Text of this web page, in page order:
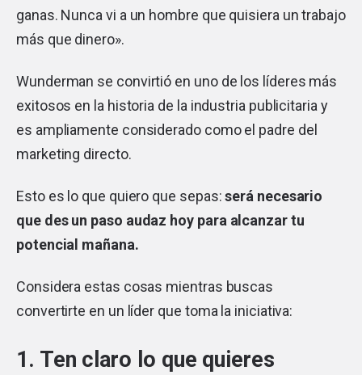
ganas. Nunca vi a un hombre que quisiera un trabajo
más que dinero».
Wunderman se convirtió en uno de los líderes más
exitosos en la historia de la industria publicitaria y
es ampliamente considerado como el padre del
marketing directo.
Esto es lo que quiero que sepas:será necesario
que des un paso audaz hoy para alcanzar tu
potencial mañana.
Considera estas cosas mientras buscas
convertirte en un líder que toma la iniciativa:
1. Ten claro lo que quieres